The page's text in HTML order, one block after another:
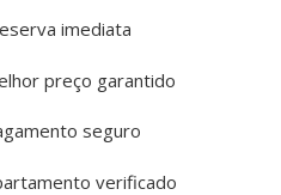
imediata
preço garantido
seguro
verificado